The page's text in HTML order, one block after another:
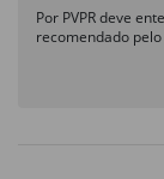
Por PVPR deve
recomendado